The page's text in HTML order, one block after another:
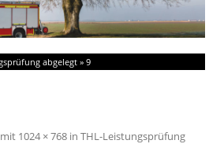
abgelegt » 9
mit 1024 × 768 in THL-Leistungsprüfung